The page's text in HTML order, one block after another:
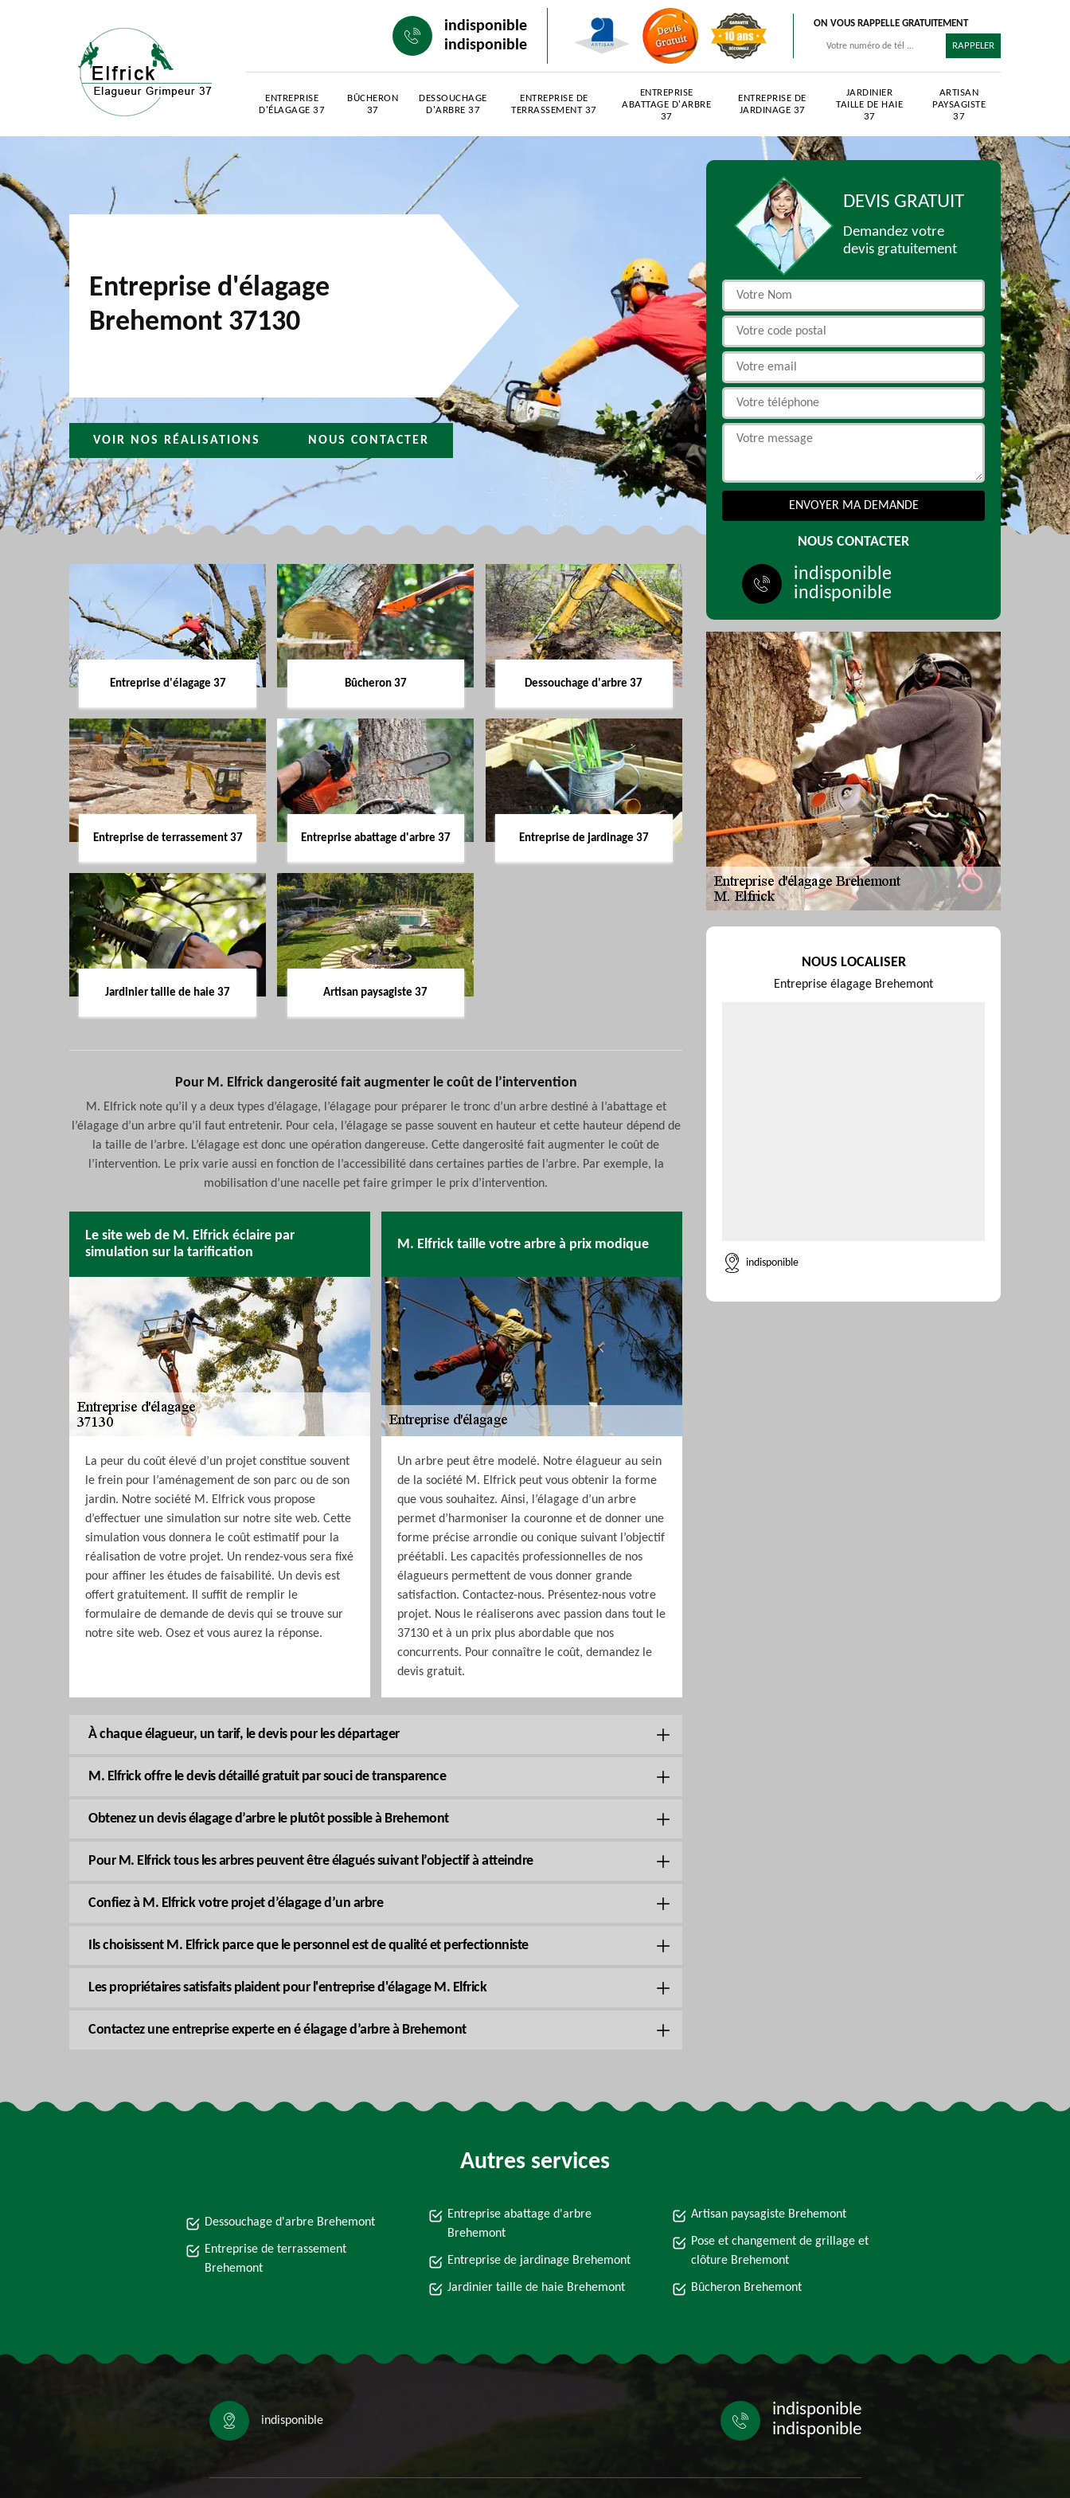
indisponible
indisponible
ON VOUS RAPPELLE GRATUITEMENT
ENTREPRISE
D'ÉLAGAGE 37
BÛCHERON
37
DESSOUCHAGE
D'ARBRE 37
ENTREPRISE DE
TERRASSEMENT 37
ENTREPRISE
ABATTAGE D'ARBRE
37
ENTREPRISE DE
JARDINAGE 37
JARDINIER
TAILLE DE HAIE
37
ARTISAN
PAYSAGISTE
37
Entreprise d'élagage
Brehemont 37130
VOIR NOS RÉALISATIONS NOUS CONTACTER
Entreprise d'élagage 37 Bûcheron 37 Dessouchage d'arbre 37
Entreprise de terrassement 37 Entreprise abattage d'arbre 37 Entreprise de jardinage 37
Jardinier taille de haie 37 Artisan paysagiste 37
Pour M. Elfrick dangerosité fait augmenter le coût de l’intervention
M. Elfrick note qu’il y a deux types d’élagage, l’élagage pour préparer le tronc d’un arbre destiné à l’abattage et
l’élagage d’un arbre qu’il faut entretenir. Pour cela, l’élagage se passe souvent en hauteur et cette hauteur dépend de
la taille de l’arbre. L’élagage est donc une opération dangereuse. Cette dangerosité fait augmenter le coût de
l’intervention. Le prix varie aussi en fonction de l’accessibilité dans certaines parties de l’arbre. Par exemple, la
mobilisation d’une nacelle pet faire grimper le prix d’intervention.
Le site web de M. Elfrick éclaire par
simulation sur la tarification
La peur du coût élevé d’un projet constitue souvent
le frein pour l’aménagement de son parc ou de son
jardin. Notre société M. Elfrick vous propose
d’effectuer une simulation sur notre site web. Cette
simulation vous donnera le coût estimatif pour la
réalisation de votre projet. Un rendez-vous sera fixé
pour affiner les études de faisabilité. Un devis est
offert gratuitement. Il suffit de remplir le
formulaire de demande de devis qui se trouve sur
notre site web. Osez et vous aurez la réponse.
M. Elfrick taille votre arbre à prix modique
Un arbre peut être modelé. Notre élagueur au sein
de la société M. Elfrick peut vous obtenir la forme
que vous souhaitez. Ainsi, l’élagage d’un arbre
permet d’harmoniser la couronne et de donner une
forme précise arrondie ou conique suivant l’objectif
préétabli. Les capacités professionnelles de nos
élagueurs permettent de vous donner grande
satisfaction. Contactez-nous. Présentez-nous votre
projet. Nous le réaliserons avec passion dans tout le
37130 et à un prix plus abordable que nos
concurrents. Pour connaître le coût, demandez le
devis gratuit.
À chaque élagueur, un tarif, le devis pour les départager
M. Elfrick offre le devis détaillé gratuit par souci de transparence
Obtenez un devis élagage d’arbre le plutôt possible à Brehemont
Pour M. Elfrick tous les arbres peuvent être élagués suivant l’objectif à atteindre
Confiez à M. Elfrick votre projet d’élagage d’un arbre
Ils choisissent M. Elfrick parce que le personnel est de qualité et perfectionniste
Les propriétaires satisfaits plaident pour l'entreprise d'élagage M. Elfrick
Contactez une entreprise experte en é élagage d’arbre à Brehemont
DEVIS GRATUIT
Demandez votre
devis gratuitement
NOUS CONTACTER
indisponible
indisponible
NOUS LOCALISER
Entreprise élagage Brehemont
indisponible
Autres services
Dessouchage d'arbre Brehemont
Entreprise de terrassement
Brehemont
Entreprise abattage d'arbre
Brehemont
Entreprise de jardinage Brehemont
Jardinier taille de haie Brehemont
Artisan paysagiste Brehemont
Pose et changement de grillage et
clôture Brehemont
Bûcheron Brehemont
indisponible
indisponible
indisponible